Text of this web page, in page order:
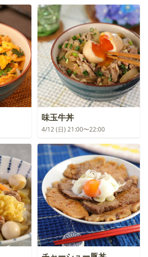
味玉牛丼
4/12 (日) 21:00〜22:00